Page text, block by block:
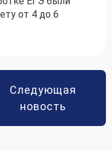
от 4 до 6
Следующая
новость